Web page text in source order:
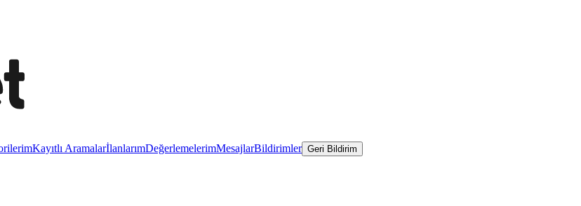
Kayıtlı AramalarİlanlarımDeğerlemelerimMesajlarBildirimler Geri Bildirim